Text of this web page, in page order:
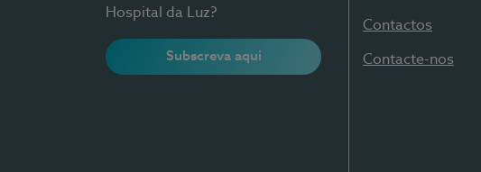
Hospital da Luz?
Subscreva aqui
Contactos
Contacte-nos